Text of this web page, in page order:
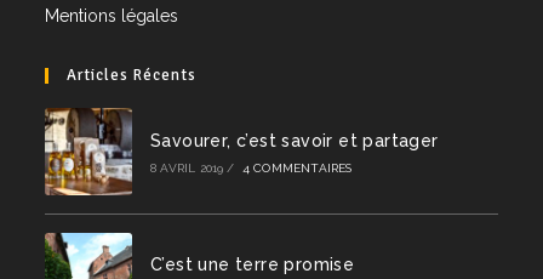
Mentions légales
Articles Récents
Savourer, c’est savoir et partager
8 AVRIL 2019 / 4 COMMENTAIRES
C’est une terre promise